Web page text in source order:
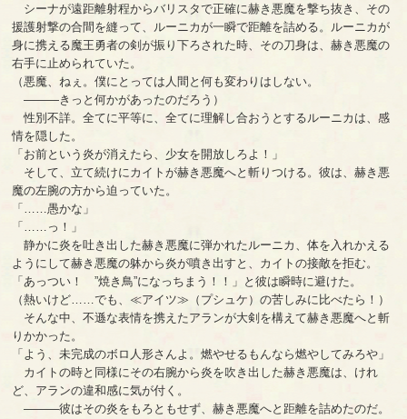
シーナが遠距離射程からバリスタで正確に赫き悪魔を撃ち抜き、その
援護射撃の合間を縫って、ルーニカが一瞬で距離を詰める。ルーニカが
身に携える魔王勇者の剣が振り下ろされた時、その刀身は、赫き悪魔の
右手に止められていた。
（悪魔、ねぇ。僕にとっては人間と何も変わりはしない。
―――きっと何かがあったのだろう）
性別不詳。全てに平等に、全てに理解し合おうとするルーニカは、感
情を隠した。
「お前という炎が消えたら、少女を開放しろよ！」
そして、立て続けにカイトが赫き悪魔へと斬りつける。彼は、赫き悪
魔の左腕の方から迫っていた。
「……愚かな」
「……っ！」
静かに炎を吐き出した赫き悪魔に弾かれたルーニカ、体を入れかえる
ようにして赫き悪魔の躰から炎が噴き出すと、カイトの接敵を拒む。
「あっつい！ ”焼き鳥”になっちまう！！」と彼は瞬時に避けた。
（熱いけど……でも、≪アイツ≫（プシュケ）の苦しみに比べたら！）
そんな中、不遜な表情を携えたアランが大剣を構えて赫き悪魔へと斬
りかかった。
「よう、未完成のボロ人形さんよ。燃やせるもんなら燃やしてみろや」
カイトの時と同様にその右腕から炎を吹き出した赫き悪魔は、けれ
ど、アランの違和感に気が付く。
―――彼はその炎をもろともせず、赫き悪魔へと距離を詰めたのだ。